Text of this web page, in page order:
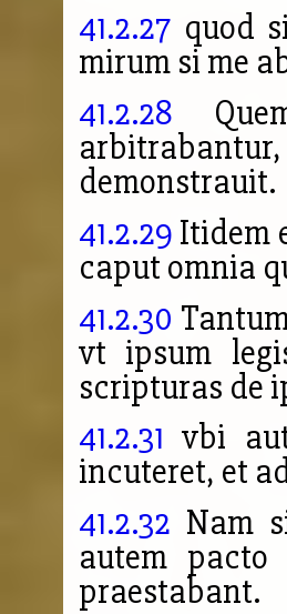
41.2.27quod
mirum si me
41.2.28
arbitrabantur,
demonstrauit.
41.2.29 Itidem
caput omnia
41.2.30
vt ipsum
scripturas de
41.2.31 vbi
incuteret, et
41.2.32 Nam
autem
praestabant.